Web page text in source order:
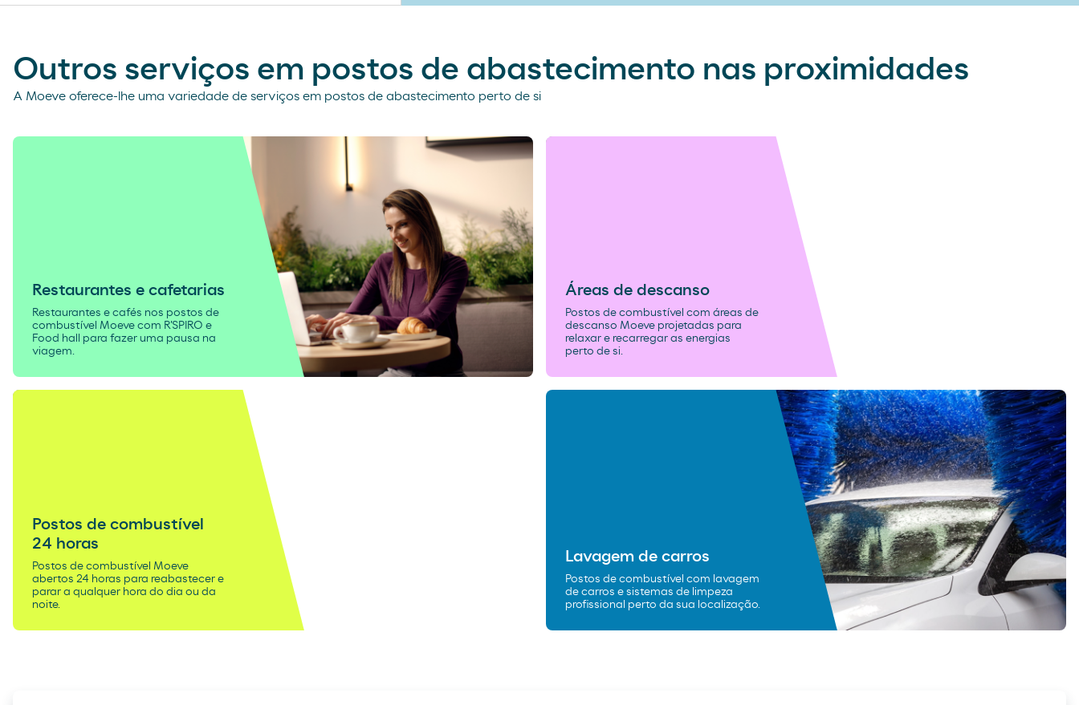
Outros serviços em postos de abastecimento nas proximidades
A Moeve oferece-lhe uma variedade de serviços em postos de abastecimento perto de si
Restaurantes e cafetarias
Restaurantes e cafés nos postos de
combustível Moeve com R'SPIRO e
Food hall para fazer uma pausa na
viagem.
Áreas de descanso
Postos de combustível com áreas de
descanso Moeve projetadas para
relaxar e recarregar as energias
perto de si.
Postos de combustível
24 horas
Postos de combustível Moeve
abertos 24 horas para reabastecer e
parar a qualquer hora do dia ou da
noite.
Lavagem de carros
Postos de combustível com lavagem
de carros e sistemas de limpeza
profissional perto da sua localização.